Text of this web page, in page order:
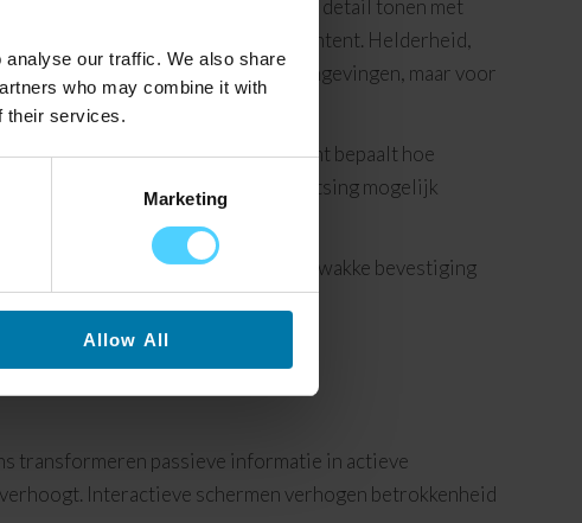
our traffic. We also share
who may combine it with
their services.
Marketing
Allow All
4K schermen vier keer meer detail tonen met
en wazige, moeilijk leesbare content. Helderheid,
uitstekend in normale kantooromgevingen, maar voor
schermen. Hun processorkracht bepaalt hoe
veilig dragen en flexibele plaatsing mogelijk
Een briljant scherm met zwakke bevestiging
transformeren passieve informatie in actieve
Interactieve schermen verhogen betrokkenheid